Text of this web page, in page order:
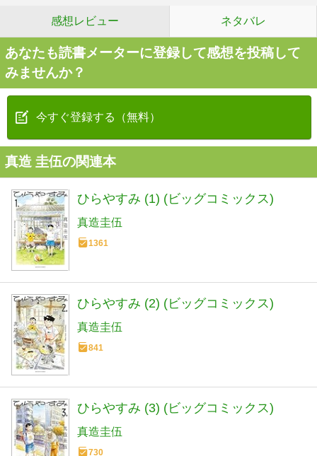
感想レビュー ネタバレ
あなたも読書メーターに登録して感想を投稿して
みませんか？
今すぐ登録する（無料）
真造 圭伍の関連本
ひらやすみ (1) (ビッグコミックス)
真造圭伍
1361
ひらやすみ (2) (ビッグコミックス)
真造圭伍
841
ひらやすみ (3) (ビッグコミックス)
真造圭伍
730